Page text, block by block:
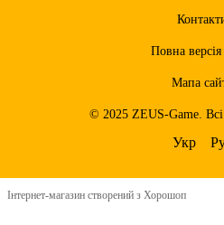
Повна версія
Мапа
© 2025 ZEUS-Game.
Укр
Інтернет-магазин створений з Хорошоп